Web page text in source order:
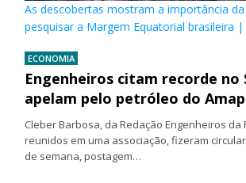
As descobertas mostram a importância
pesquisar a Margem Equatorial brasileira |
ECONOMIA
Engenheiros citam recorde no
apelam pelo petróleo do
Cleber Barbosa, da Redação Engenheiros da
reunidos em uma associação, fizeram
de semana, postagem…